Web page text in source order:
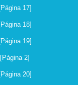
17]
18]
19]
2]
20]